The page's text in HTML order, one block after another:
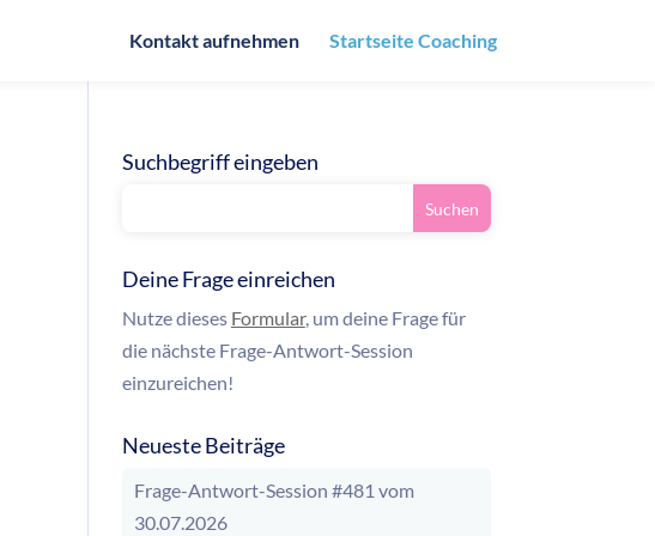
Kontakt aufnehmen Startseite Coaching
Suchbegriff eingeben
Deine Frage einreichen
Nutze dieses Formular, um deine Frage für
die nächste Frage-Antwort-Session
einzureichen!
Neueste Beiträge
Frage-Antwort-Session #481 vom
30.07.2026